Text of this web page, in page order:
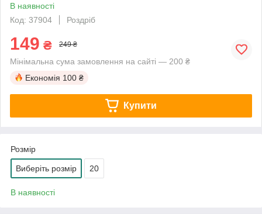
В наявності
Код: 37904
Роздріб
149 ₴ 249 ₴
Мінімальна сума замовлення на сайті — 200 ₴
Економія 100 ₴
Купити
Розмір
Виберіть розмір 20
В наявності